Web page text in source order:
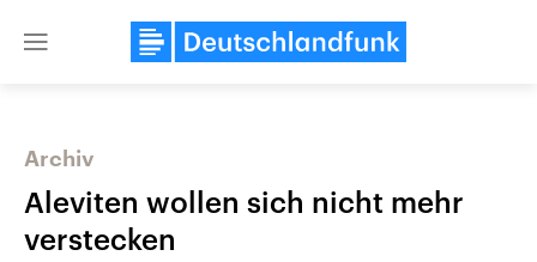
Close
Archiv
Aleviten wollen sich nicht mehr
verstecken